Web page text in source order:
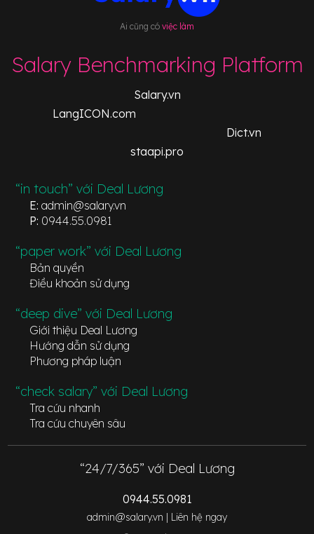
Ai cũng có việc làm
Salary Benchmarking Platform
Salary.vn
LangICON.com
Dict.vn
staapi.pro
“in touch” với Deal Lương
E: admin@salary.vn
P: 0944.55.0981
“paper work” với Deal Lương
Bản quyền
Điều khoản sử dụng
“deep dive” với Deal Lương
Giới thiệu Deal Lương
Hướng dẫn sử dụng
Phương pháp luận
“check salary” với Deal Lương
Tra cứu nhanh
Tra cứu chuyên sâu
“24/7/365” với Deal Lương
0944.55.0981
admin@salary.vn | Liên hệ ngay